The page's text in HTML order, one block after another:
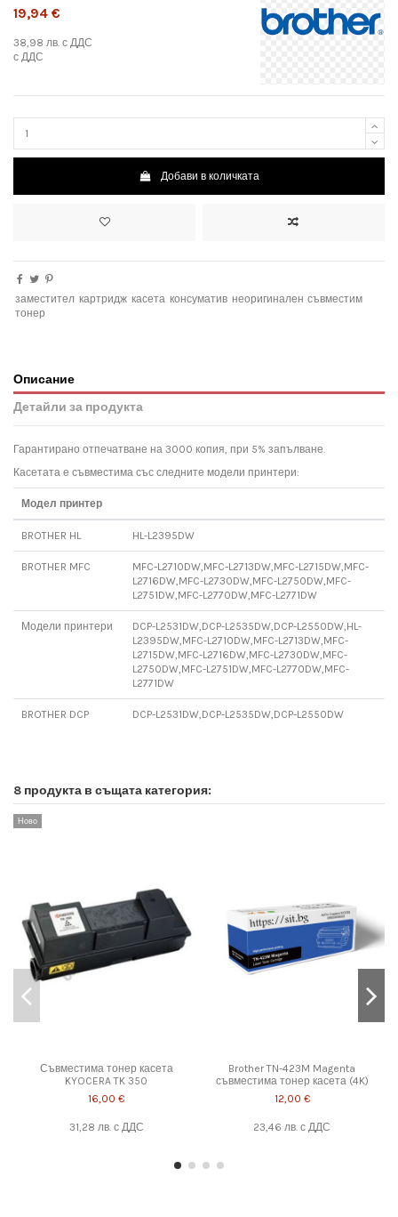
19,94 €
38,98 лв. с ДДС
с ДДС
Добави в количката
заместител картридж касета консуматив неоригинален съвместим
тонер
Описание
Детайли за продукта
Гарантирано отпечатване на 3000 копия, при 5% запълване.
Касетата е съвместима със следните модели принтери:
Модел принтер
BROTHER HL HL-L2395DW
BROTHER MFC
MFC-L2710DW,MFC-L2713DW,MFC-L2715DW,MFC-
L2716DW,MFC-L2730DW,MFC-L2750DW,MFC-
L2751DW,MFC-L2770DW,MFC-L2771DW
Модели принтери
DCP-L2531DW,DCP-L2535DW,DCP-L2550DW,HL-
L2395DW,MFC-L2710DW,MFC-L2713DW,MFC-
L2715DW,MFC-L2716DW,MFC-L2730DW,MFC-
L2750DW,MFC-L2751DW,MFC-L2770DW,MFC-
L2771DW
BROTHER DCP DCP-L2531DW,DCP-L2535DW,DCP-L2550DW
8 продукта в същата категория:
Ново
Съвместима тонер касета
KYOCERA TK 350
16,00 €
31,28 лв. с ДДС
Brother TN-423M Magenta
съвместима тонер касета (4K)
12,00 €
23,46 лв. с ДДС